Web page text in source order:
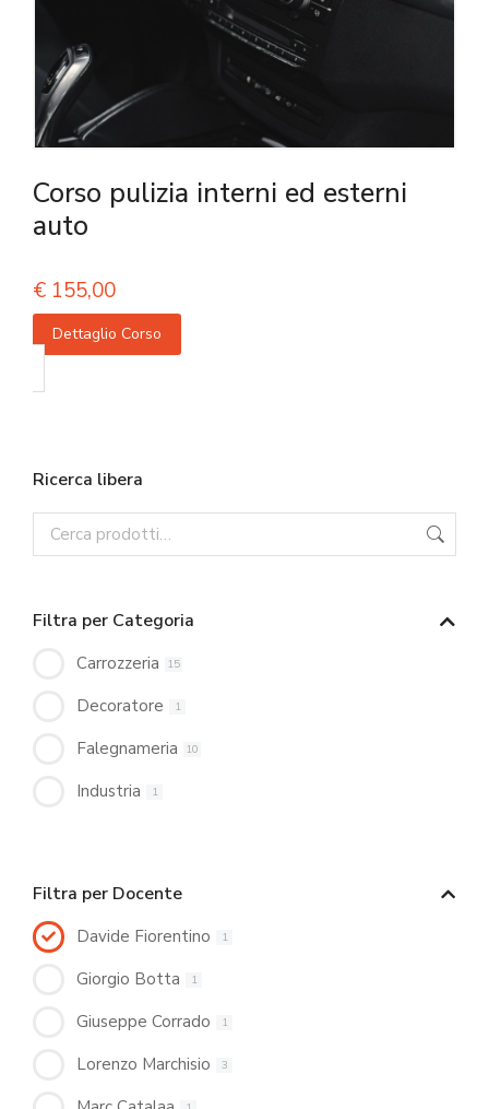
Corso pulizia interni ed esterni
auto
€ 155,00
Dettaglio Corso
Ricerca libera
Filtra per Categoria
Carrozzeria 15
Decoratore 1
Falegnameria 10
Industria 1
Filtra per Docente
Davide Fiorentino 1
Giorgio Botta 1
Giuseppe Corrado 1
Lorenzo Marchisio 3